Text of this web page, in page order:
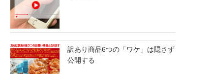
訳あり商品6つの「ワケ」は隠さず
公開する